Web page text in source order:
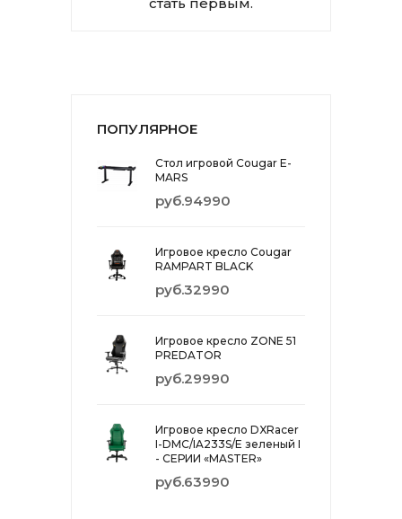
ПОПУЛЯРНОЕ
Стол игровой Cougar E-
MARS
руб.94990
Игровое кресло Cougar
RAMPART BLACK
руб.32990
Игровое кресло ZONE 51
PREDATOR
руб.29990
Игровое кресло DXRacer
I-DMC/IA233S/E зеленый I
- СЕРИИ «MASTER»
руб.63990